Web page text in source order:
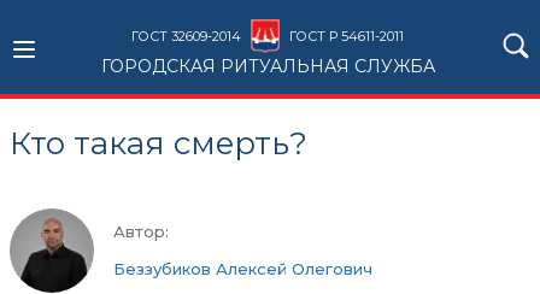
ГОСТ 32609-2014 ГОСТ Р 54611-2011
ГОРОДСКАЯ РИТУАЛЬНАЯ СЛУЖБА
Кто такая смерть?
Автор:
Беззубиков Алексей Олегович